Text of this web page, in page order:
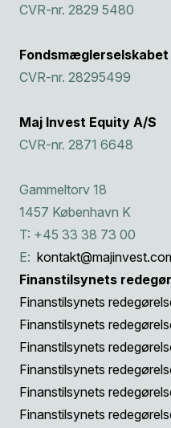
CVR-nr. 2829 5480
CVR-nr. 28295499
Maj Invest Equity A/S
CVR-nr. 2871 6648
Gammeltorv 18
1457 København K
T: +45 33 38 73 00
E:
Finanstilsynets
Finanstilsynets
Finanstilsynets
Finanstilsynets
Finanstilsynets
Finanstilsynets
Finanstilsynets